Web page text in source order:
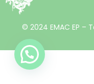
© 2024 EMAC EP –